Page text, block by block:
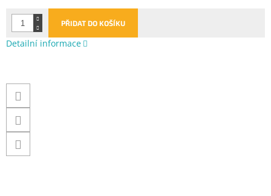
PŘIDAT DO KOŠÍKU
Detailní informace